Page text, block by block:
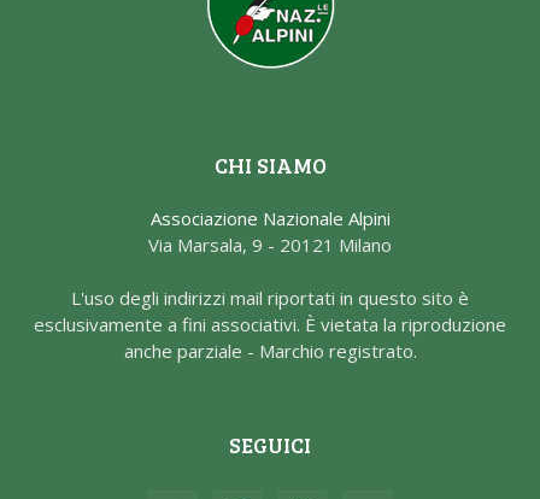
CHI SIAMO
Associazione Nazionale Alpini
Via Marsala, 9 - 20121 Milano
L'uso degli indirizzi mail riportati in questo sito è
esclusivamente a fini associativi. È vietata la riproduzione
anche parziale - Marchio registrato.
SEGUICI